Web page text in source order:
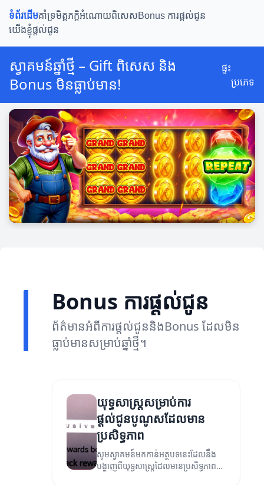
ទំព័រដើមគាំទ្រមិត្តភក្តិអំណោយពិសេសBonus ការផ្តល់ជូន
យើងខ្ញុំផ្តល់ជូន
ស្វាគមន៍ឆ្នាំថ្មី – Gift ពិសេស និង
Bonus មិនធ្លាប់មាន!
ផ្ទះ
ប្រភេទ
Bonus ការផ្តល់ជូន
ព័ត៌មានអំពីការផ្តល់ជូននិងBonus ដែលមិន
ធ្លាប់មានសម្រាប់ឆ្នាំថ្មី។
យុទ្ធសាស្ត្រសម្រាប់ការ
ផ្តល់ជូនបូណូសដែលមាន
ប្រសិទ្ធភាព
សូមស្វាគមន៍មកកាន់អត្ថបទនេះដែលនឹង
បង្ហាញពីយុទ្ធសាស្ត្រដែលមានប្រសិទ្ធភាព